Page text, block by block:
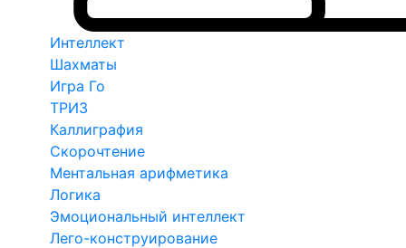
Интеллект
Шахматы
Игра Го
ТРИЗ
Каллиграфия
Скорочтение
Ментальная арифметика
Логика
Эмоциональный интеллект
Лего-конструирование